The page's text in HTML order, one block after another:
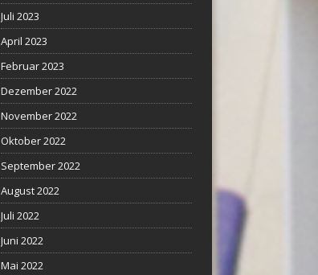
Juli 2023
April 2023
Februar 2023
Dezember 2022
November 2022
Oktober 2022
September 2022
August 2022
Juli 2022
Juni 2022
Mai 2022